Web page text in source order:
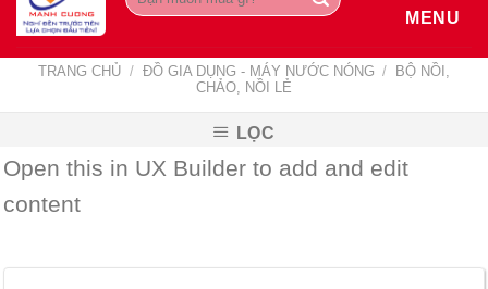
kiếm:
MENU
TRANG CHỦ / ĐỒ GIA DỤNG - MÁY NƯỚC NÓNG /
BỘ NỒI,
CHẢO, NỒI LẺ
LỌC
Open this in UX Builder to add and edit
content